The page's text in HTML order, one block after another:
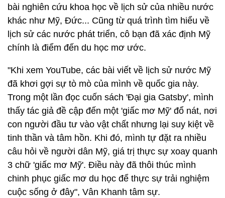
bài nghiên cứu khoa học về lịch sử của nhiều nước
khác như Mỹ, Đức... Cũng từ quá trình tìm hiểu về
lịch sử các nước phát triển, cô bạn đã xác định Mỹ
chính là điểm đến du học mơ ước.
"Khi xem YouTube, các bài viết về lịch sử nước Mỹ
đã khơi gợi sự tò mò của mình về quốc gia này.
Trong một lần đọc cuốn sách 'Đại gia Gatsby', mình
thấy tác giả đề cập đến một 'giấc mơ Mỹ' đổ nát, nơi
con người đầu tư vào vật chất nhưng lại suy kiệt về
tinh thần và tâm hồn. Khi đó, mình tự đặt ra nhiều
câu hỏi về người dân Mỹ, giá trị thực sự xoay quanh
3 chữ 'giấc mơ Mỹ'. Điều này đã thôi thúc mình
chinh phục giấc mơ du học để thực sự trải nghiệm
cuộc sống ở đây", Vân Khanh tâm sự.